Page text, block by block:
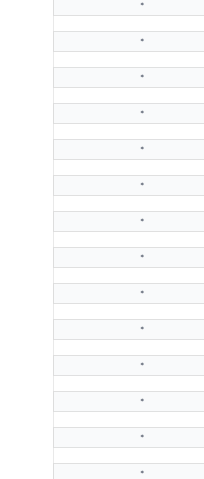
*
*
*
*
*
*
*
*
*
*
*
*
*
*